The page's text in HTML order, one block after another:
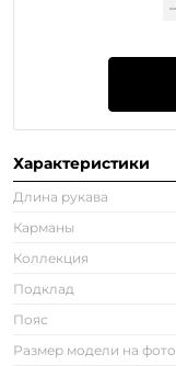
Характеристики
Длина рукава
Карманы
Коллекция
Подклад
Пояс
Размер модели на фото